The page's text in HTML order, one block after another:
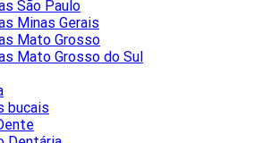
São Paulo
Minas Gerais
Mato Grosso
Mato Grosso do Sul
bucais